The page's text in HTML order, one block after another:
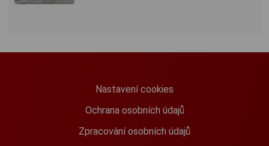
Nastavení cookies
Ochrana osobních údajů
Zpracování osobních údajů